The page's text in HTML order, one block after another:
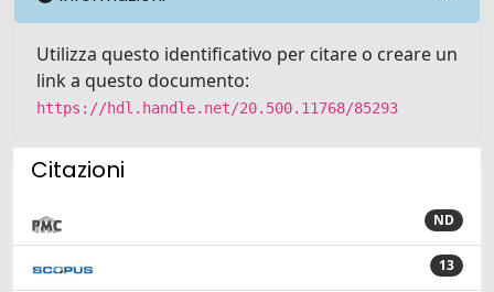
Utilizza questo identificativo per citare o creare un
link a questo documento:
https://hdl.handle.net/20.500.11768/85293
Citazioni
ND
13